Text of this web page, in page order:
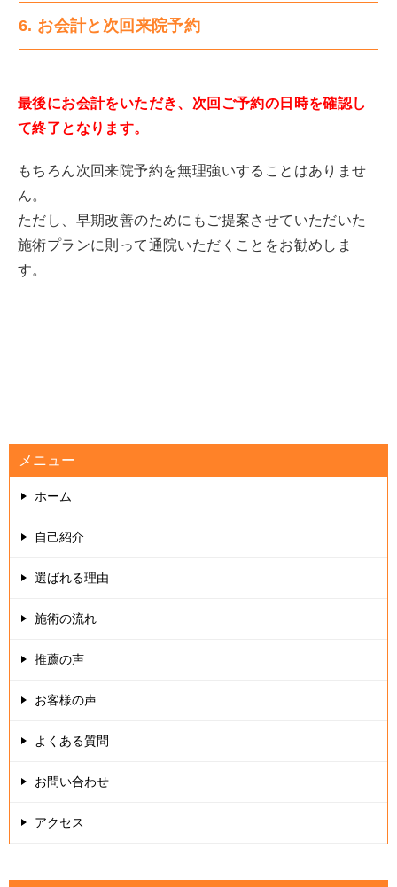
6. お会計と次回来院予約
最後にお会計をいただき、次回ご予約の日時を確認し
て終了となります。
もちろん次回来院予約を無理強いすることはありませ
ん。
ただし、早期改善のためにもご提案させていただいた
施術プランに則って通院いただくことをお勧めしま
す。
メニュー
ホーム
自己紹介
選ばれる理由
施術の流れ
推薦の声
お客様の声
よくある質問
お問い合わせ
アクセス